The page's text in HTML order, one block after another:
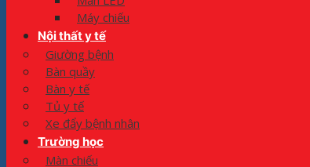
Máy chiếu
Nội thất y tế
Giường bệnh
Bàn quầy
Bàn y tế
Tủ y tế
Xe đẩy bệnh nhân
Trường học
Màn chiếu